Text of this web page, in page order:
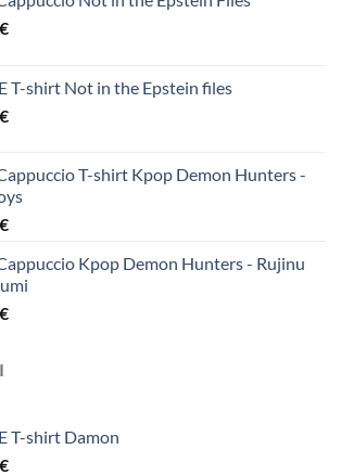
€
T-shirt Not in the Epstein files
€
T-shirt Kpop Demon Hunters -
€
Kpop Demon Hunters - Rujinu
€
T-shirt Damon
€